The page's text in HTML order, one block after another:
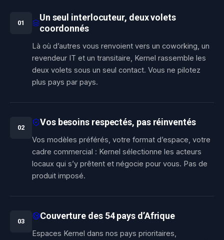
01
Un seul interlocuteur, deux volets
coordonnés
Là où d’autres vous renvoient vers un coworking, un
revendeur IT et un transitaire, Kernel rassemble les
deux volets sous un seul contact. Vous ne pilotez
plus pays par pays.
02
Vos besoins respectés, pas réinventés
Vos modèles préférés, votre format d’espace, votre
cadre commercial : Kernel sélectionne les acteurs
locaux qui s’y prêtent et négocie pour vous. Pas de
produit imposé.
03
Couverture des 54 pays d’Afrique
Espaces Kernel dans nos pays prioritaires,